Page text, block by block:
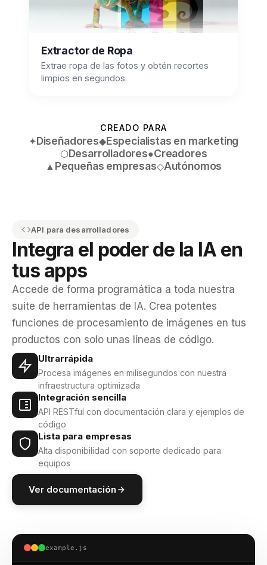
Extractor de Ropa
Extrae ropa de las fotos y obtén recortes
limpios en segundos.
CREADO PARA
✦Diseñadores◆Especialistas en marketing
⬡Desarrolladores●Creadores
▲ Pequeñas empresas◇Autónomos
API para desarrolladores
Integra el poder de la IA en
tus apps
Accede de forma programática a toda nuestra
suite de herramientas de IA. Crea potentes
funciones de procesamiento de imágenes en tus
productos con solo unas líneas de código.
Ultrarrápida
Procesa imágenes en milisegundos con nuestra
infraestructura optimizada
Integración sencilla
API RESTful con documentación clara y ejemplos de
código
Lista para empresas
Alta disponibilidad con soporte dedicado para
equipos
Ver documentación
example.js